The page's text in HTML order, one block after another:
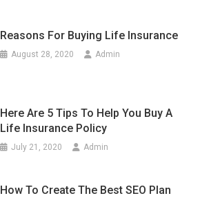
Reasons For Buying Life Insurance
August 28, 2020 Admin
Here Are 5 Tips To Help You Buy A
Life Insurance Policy
July 21, 2020 Admin
How To Create The Best SEO Plan